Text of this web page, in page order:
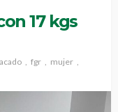
17 kgs
fgr
mujer